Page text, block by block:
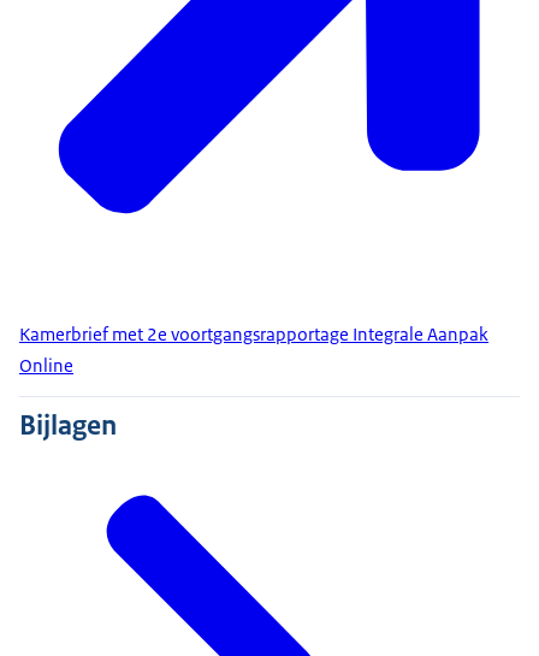
Kamerbrief met 2e voortgangsrapportage Integrale Aanpak
Online
Bijlagen